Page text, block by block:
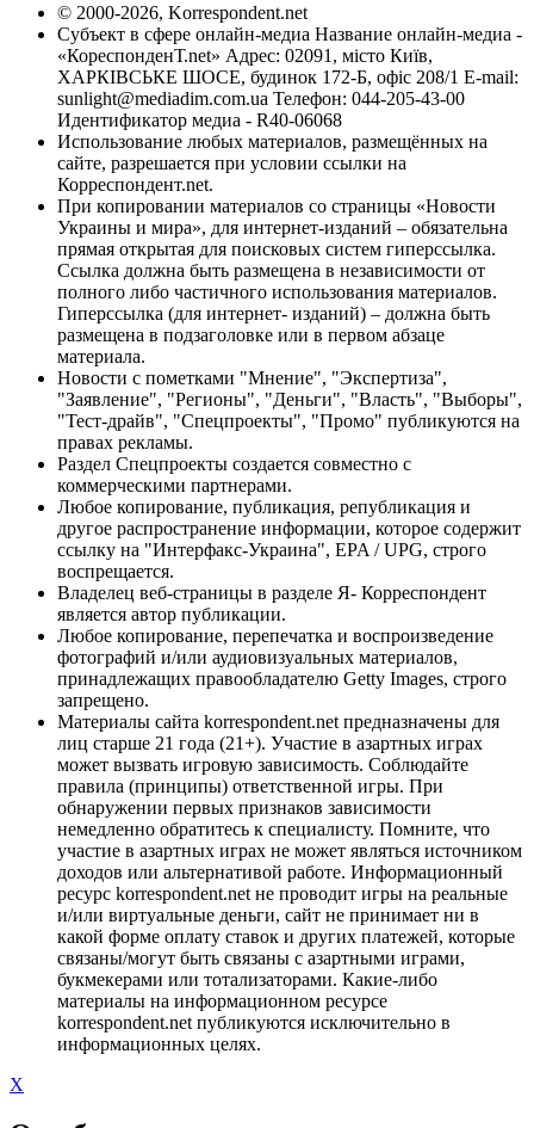
© 2000-2026, Korrespondent.net
Субъект в сфере онлайн-медиа Название онлайн-медиа -
«КореспонденТ.net» Адрес: 02091, місто Київ,
ХАРКІВСЬКЕ ШОСЕ, будинок 172-Б, офіс 208/1 E-mail:
sunlight@mediadim.com.ua Телефон: 044-205-43-00
Идентификатор медиа - R40-06068
Использование любых материалов, размещённых на
сайте, разрешается при условии ссылки на
Корреспондент.net.
При копировании материалов со страницы «Новости
Украины и мира», для интернет-изданий – обязательна
прямая открытая для поисковых систем гиперссылка.
Ссылка должна быть размещена в независимости от
полного либо частичного использования материалов.
Гиперссылка (для интернет- изданий) – должна быть
размещена в подзаголовке или в первом абзаце
материала.
Новости с пометками "Мнение", "Экспертиза",
"Заявление", "Регионы", "Деньги", "Власть", "Выборы",
"Тест-драйв", "Спецпроекты", "Промо" публикуются на
правах рекламы.
Раздел Спецпроекты создается совместно с
коммерческими партнерами.
Любое копирование, публикация, републикация и
другое распространение информации, которое содержит
ссылку на "Интерфакс-Украина", EPA / UPG, строго
воспрещается.
Владелец веб-страницы в разделе Я- Корреспондент
является автор публикации.
Любое копирование, перепечатка и воспроизведение
фотографий и/или аудиовизуальных материалов,
принадлежащих правообладателю Getty Images, строго
запрещено.
Материалы сайта korrespondent.net предназначены для
лиц старше 21 года (21+). Участие в азартных играх
может вызвать игровую зависимость. Соблюдайте
правила (принципы) ответственной игры. При
обнаружении первых признаков зависимости
немедленно обратитесь к специалисту. Помните, что
участие в азартных играх не может являться источником
доходов или альтернативой работе. Информационный
ресурс korrespondent.net не проводит игры на реальные
и/или виртуальные деньги, сайт не принимает ни в
какой форме оплату ставок и других платежей, которые
связаны/могут быть связаны с азартными играми,
букмекерами или тотализаторами. Какие-либо
материалы на информационном ресурсе
korrespondent.net публикуются исключительно в
информационных целях.
X